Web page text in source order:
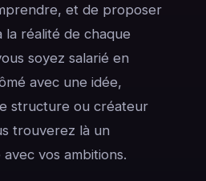
et de proposer
la réalité de chaque
soyez salarié en
avec une idée,
structure ou créateur
trouverez là un
vos ambitions.